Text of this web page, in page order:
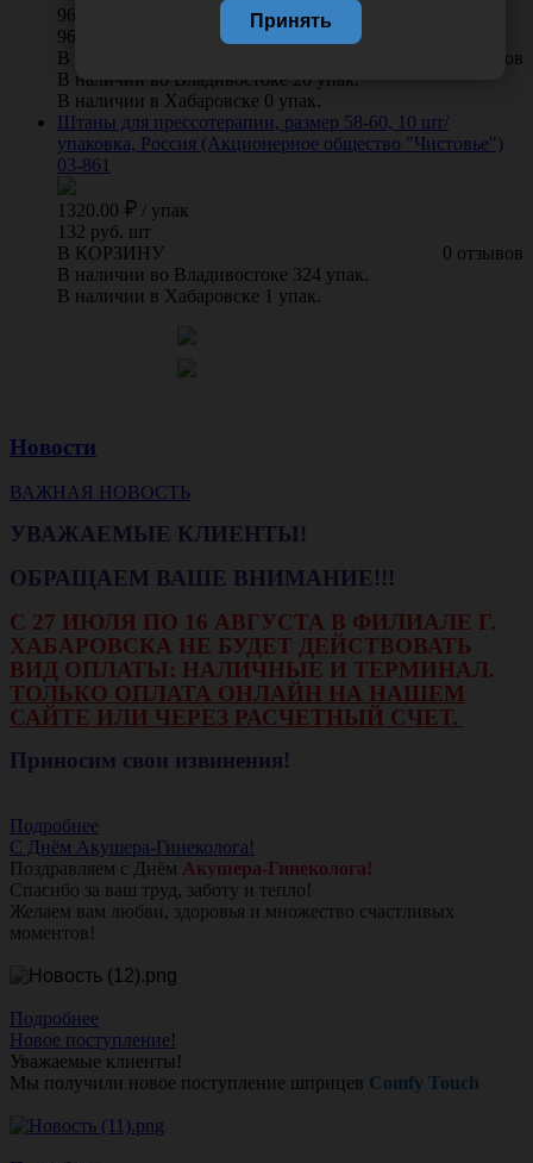
960.00
96 руб. шт
0 отзывов
В КОРЗИНУ
В наличии во Владивостоке 20 упак.
В наличии в Хабаровске 0 упак.
Штаны для прессотерапии, размер 58-60, 10 шт/
упаковка, Россия (Акционерное общество "Чистовье")
03-861
1320.00 / упак
132 руб. шт
0 отзывов
В КОРЗИНУ
В наличии во Владивостоке 324 упак.
В наличии в Хабаровске 1 упак.
Новости
ВАЖНАЯ НОВОСТЬ
УВАЖАЕМЫЕ КЛИЕНТЫ!
ОБРАЩАЕМ ВАШЕ ВНИМАНИЕ!!!
С 27 ИЮЛЯ ПО 16 АВГУСТА В ФИЛИАЛЕ Г.
ХАБАРОВСКА НЕ БУДЕТ ДЕЙСТВОВАТЬ
ВИД ОПЛАТЫ: НАЛИЧНЫЕ И ТЕРМИНАЛ.
ТОЛЬКО ОПЛАТА ОНЛАЙН НА НАШЕМ
САЙТЕ ИЛИ ЧЕРЕЗ РАСЧЕТНЫЙ СЧЕТ.
Приносим свои извинения!
Подробнее
С Днём Акушера-Гинеколога!
Поздравляем с Днём Акушера-Гинеколога!
Спасибо за ваш труд, заботу и тепло!
Желаем вам любви, здоровья и множество счастливых
моментов!
Подробнее
Новое поступление!
Уважаемые клиенты!
Мы получили новое поступление шприцев Comfy Touch
Принять